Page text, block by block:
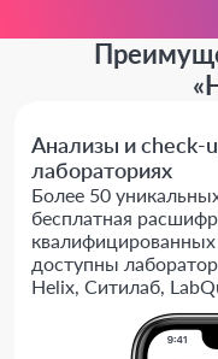
Анализы и check-
лабораториях
Более 50
бесплатная
доступны
Helix, Ситилаб,